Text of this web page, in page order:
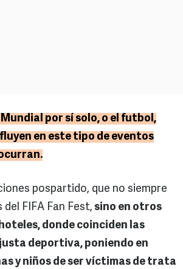
por sí solo, o el futbol,
en este tipo de eventos
pospartido, que no siempre
FIFA Fan Fest, sino en otros
donde coinciden las
deportiva, poniendo en
y niños de ser víctimas de trata